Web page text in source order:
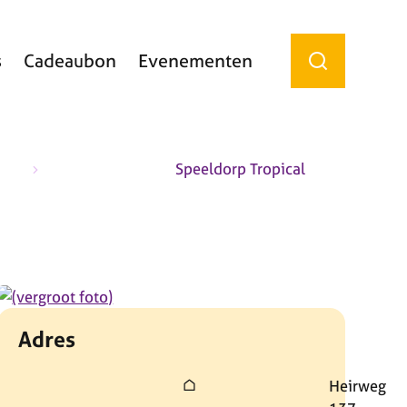
Cadeaubon Evenementen Zoek tonen /
Speeldorp Tropical
Adres
Heirweg